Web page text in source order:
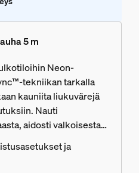
5 m
Neon-
tekniikan tarkalla
kauniita liukuvärejä
Nauti
aidosti valkoisesta
sävyissä.
ja dynaamiset
tunnelman jokaiseen
ja